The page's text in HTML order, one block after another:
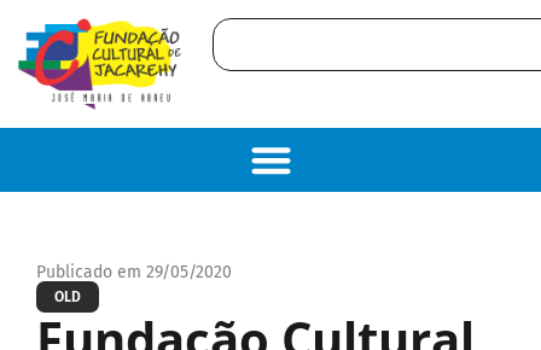
Publicado em 29/05/2020
OLD